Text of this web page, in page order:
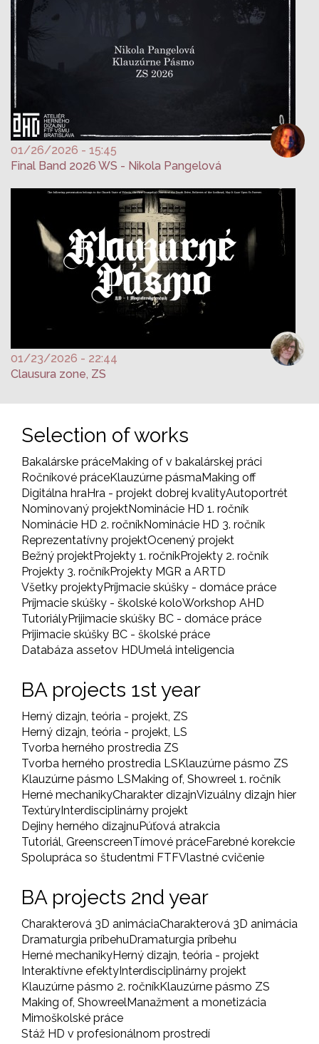
01/26/2026 - 15:45
Final Band 2026 WS - Nikola Pangelová
01/23/2026 - 22:44
Clausura zone, ZS
Selection of works
Bakalárske práceMaking of v bakalárskej práci
Ročníkové práceKlauzúrne pásmaMaking off
Digitálna hraHra - projekt dobrej kvalityAutoportrét
Nominovaný projektNominácie HD 1. ročník
Nominácie HD 2. ročníkNominácie HD 3. ročník
Reprezentatívny projektOcenený projekt
Bežný projektProjekty 1. ročníkProjekty 2. ročník
Projekty 3. ročníkProjekty MGR a ARTD
Všetky projektyPríjmacie skúšky - domáce práce
Príjmacie skúšky - školské koloWorkshop AHD
TutoriályPrijimacie skúšky BC - domáce práce
Prijimacie skúšky BC - školské práce
Databáza assetov HDUmelá inteligencia
BA projects 1st year
Herný dizajn, teória - projekt, ZS
Herný dizajn, teória - projekt, LS
Tvorba herného prostredia ZS
Tvorba herného prostredia LSKlauzúrne pásmo ZS
Klauzúrne pásmo LSMaking of, Showreel 1. ročník
Herné mechanikyCharakter dizajnVizuálny dizajn hier
TextúryInterdisciplinárny projekt
Dejiny herného dizajnuPúťová atrakcia
Tutoriál, GreenscreenTímové práceFarebné korekcie
Spolupráca so študentmi FTFVlastné cvičenie
BA projects 2nd year
Charakterová 3D animáciaCharakterová 3D animácia
Dramaturgia príbehuDramaturgia príbehu
Herné mechanikyHerný dizajn, teória - projekt
Interaktívne efektyInterdisciplinárny projekt
Klauzúrne pásmo 2. ročníkKlauzúrne pásmo ZS
Making of, ShowreelManažment a monetizácia
Mimoškolské práce
Stáž HD v profesionálnom prostredí